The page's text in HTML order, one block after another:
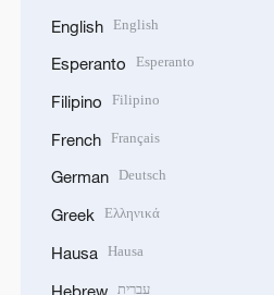
English English
Esperanto Esperanto
Filipino Filipino
French Français
German Deutsch
Greek Ελληνικά
Hausa Hausa
Hebrew עברית